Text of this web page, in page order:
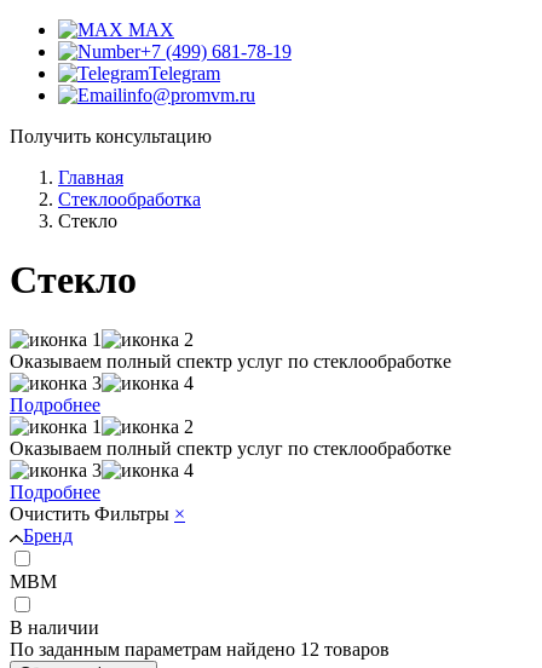
MAX
+7 (499) 681-78-19
Telegram
info@promvm.ru
Получить консультацию
Главная
Стеклообработка
Стекло
Стекло
Оказываем полный спектр услуг по стеклообработке
Подробнее
Оказываем полный спектр услуг по стеклообработке
Подробнее
Очистить Фильтры ×
Бренд
МВМ
В наличии
По заданным параметрам найдено 12 товаров